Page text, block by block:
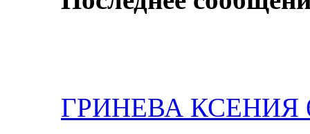
ГРИНЕВА КСЕНИЯ